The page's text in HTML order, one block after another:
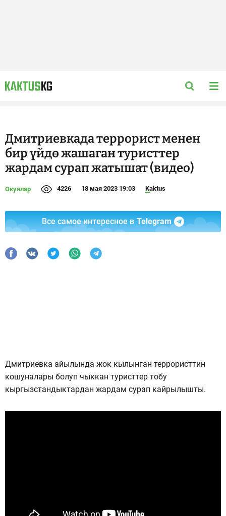
Дмитриевкада террорист менен
бир үйдө жашаган туристтер
жардам сурап жатышат (видео)
Окуялар 4226 18 мая 2023 19:03 Kaktus
Все самое интересное в Telegram
Дмитриевка айылында жок кылынган террористтин
кошуналары болуп чыккан туристтер тобу
кыргызстандыктардан жардам сурап кайрылышты.